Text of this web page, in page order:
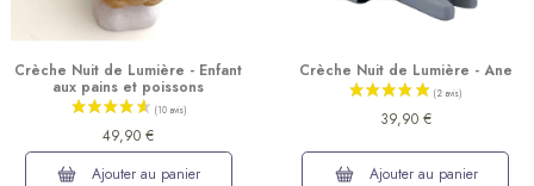
Crèche Nuit de Lumière - Enfant
aux pains et poissons
49,90 €
Ajouter au panier
Crèche Nuit de Lumière - Ane
39,90 €
Ajouter au panier